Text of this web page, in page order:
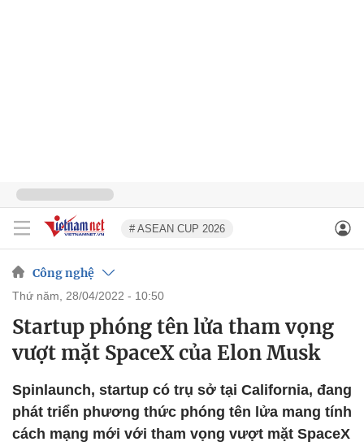
# ASEAN CUP 2026
Công nghệ
thứ năm, 28/04/2022 - 10:50
Startup phóng tên lửa tham vọng
vượt mặt SpaceX của Elon Musk
Spinlaunch, startup có trụ sở tại California, đang
phát triển phương thức phóng tên lửa mang tính
cách mạng mới với tham vọng vượt mặt SpaceX